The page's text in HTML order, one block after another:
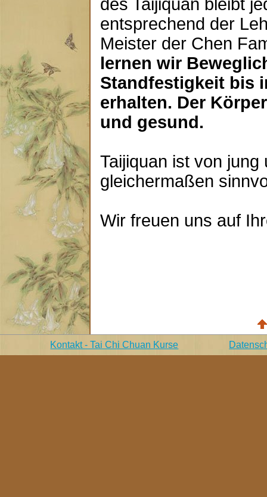
entsprechend der
Meister der Chen
lernen wir
Standfestigkeit bis
erhalten. Der
und gesund.
Taijiquan ist von jung
gleichermaßen
Wir freuen uns auf
Kontakt - Tai Chi Chuan Kurse